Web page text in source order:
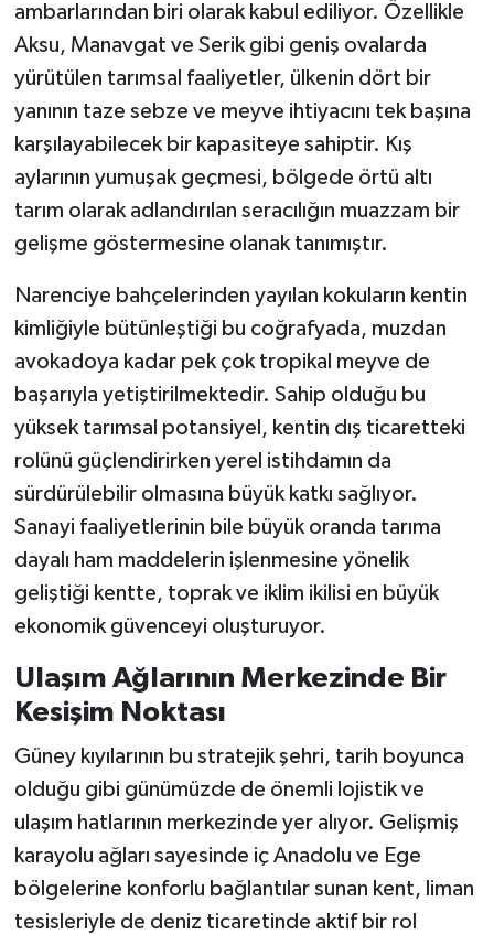
ambarlarından biri olarak kabul ediliyor. Özellikle
Aksu, Manavgat ve Serik gibi geniş ovalarda
yürütülen tarımsal faaliyetler, ülkenin dört bir
yanının taze sebze ve meyve ihtiyacını tek başına
karşılayabilecek bir kapasiteye sahiptir. Kış
aylarının yumuşak geçmesi, bölgede örtü altı
tarım olarak adlandırılan seracılığın muazzam bir
gelişme göstermesine olanak tanımıştır.
Narenciye bahçelerinden yayılan kokuların kentin
kimliğiyle bütünleştiği bu coğrafyada, muzdan
avokadoya kadar pek çok tropikal meyve de
başarıyla yetiştirilmektedir. Sahip olduğu bu
yüksek tarımsal potansiyel, kentin dış ticaretteki
rolünü güçlendirirken yerel istihdamın da
sürdürülebilir olmasına büyük katkı sağlıyor.
Sanayi faaliyetlerinin bile büyük oranda tarıma
dayalı ham maddelerin işlenmesine yönelik
geliştiği kentte, toprak ve iklim ikilisi en büyük
ekonomik güvenceyi oluşturuyor.
Ulaşım Ağlarının Merkezinde Bir
Kesişim Noktası
Güney kıyılarının bu stratejik şehri, tarih boyunca
olduğu gibi günümüzde de önemli lojistik ve
ulaşım hatlarının merkezinde yer alıyor. Gelişmiş
karayolu ağları sayesinde iç Anadolu ve Ege
bölgelerine konforlu bağlantılar sunan kent, liman
tesisleriyle de deniz ticaretinde aktif bir rol